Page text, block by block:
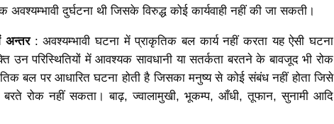
अवश्यम्भावी दुर्घटना थी जिसके विरुद्ध कोई कार्यवाही नहीं की जा सकती।
अन्तर: अवश्यम्भावी घटना में प्राकृतिक बल कार्य नहीं करता यह ऐसी घटना
उन परिस्थितियों में आवश्यक सावधानी या सतर्कता बरतने के बावजूद भी रोक
बल पर आधारित घटना होती है जिसका मनुष्य से कोई संबंध नहीं होता जिसे
बरते रोक नहीं सकता। बाढ़, ज्वालामुखी, भूकम्प, आँधी, तूफान, सुनामी आदि